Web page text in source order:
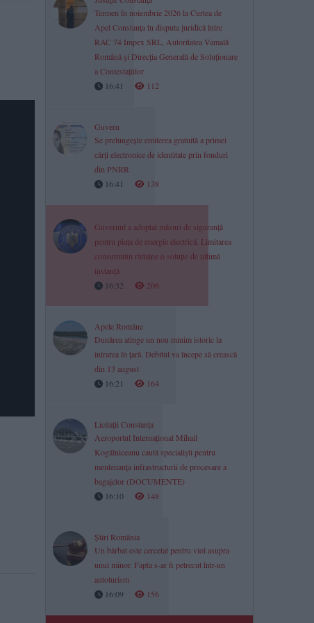
Termen în noiembrie 2026 la Curtea de
Apel Constanța în disputa juridică între
RAC 74 Impex SRL, Autoritatea Vamală
Română și Direcția Generală de Soluționare
a Contestațiilor
16:41
112
Guvern
Se prelungește emiterea gratuită a primei
cărți electronice de identitate prin fonduri
din PNRR
16:41
138
Guvernul a adoptat măsuri de siguranță
pentru piața de energie electrică. Limitarea
consumului rămâne o soluție de ultimă
instanță
16:32
206
Apele Române
Dunărea atinge un nou minim istoric la
intrarea în țară. Debitul va începe să crească
din 13 august
16:21
164
Licitații Constanța
Aeroportul Internațional Mihail
Kogălniceanu caută specialiști pentru
mentenanța infrastructurii de procesare a
bagajelor (DOCUMENTE)
16:10
148
Știri România
Un bărbat este cercetat pentru viol asupra
unui minor. Fapta s-ar fi petrecut într-un
autoturism
16:09
156